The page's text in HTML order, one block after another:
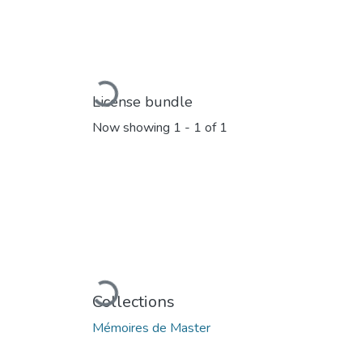
Loading...
License bundle
Now showing 1 - 1 of 1
Loading...
Collections
Mémoires de Master